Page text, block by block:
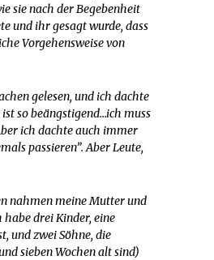
sie nach der Begebenheit
und ihr gesagt wurde, dass
Vorgehensweise von
gelesen, und ich dachte
so beängstigend…ich muss
ich dachte auch immer
passieren”. Aber Leute,
nahmen meine Mutter und
drei Kinder, eine
und zwei Söhne, die
sieben Wochen alt sind)